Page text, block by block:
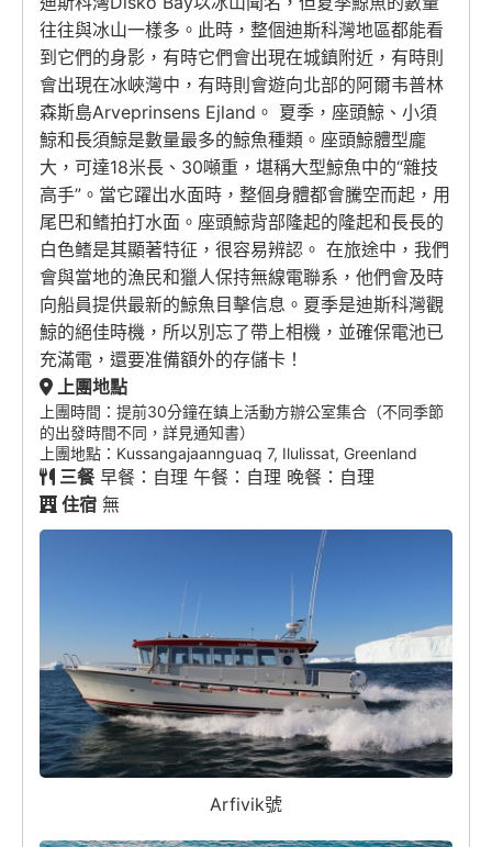
往往與冰山一樣多。此時，整個迪斯科灣地區都能看
到它們的身影，有時它們會出現在城鎮附近，有時則
會出現在冰峽灣中，有時則會遊向北部的阿爾韦普林
森斯島Arveprinsens Ejland。 夏季，座頭鯨、小須
鯨和長須鯨是數量最多的鯨魚種類。座頭鯨體型龐
大，可達18米長、30噸重，堪稱大型鯨魚中的“雜技
高手”。當它躍出水面時，整個身體都會騰空而起，用
尾巴和鳍拍打水面。座頭鯨背部隆起的隆起和長長的
白色鳍是其顯著特征，很容易辨認。 在旅途中，我們
會與當地的漁民和獵人保持無線電聯系，他們會及時
向船員提供最新的鯨魚目擊信息。夏季是迪斯科灣觀
鯨的絕佳時機，所以別忘了帶上相機，並確保電池已
充滿電，還要准備額外的存儲卡！
上團地點
上團時間：提前30分鐘在鎮上活動方辦公室集合（不同季節
的出發時間不同，詳見通知書）
上團地點：Kussangajaannguaq 7, Ilulissat, Greenland
三餐早餐：自理 午餐：自理 晚餐：自理
住宿 無
Arfivik號